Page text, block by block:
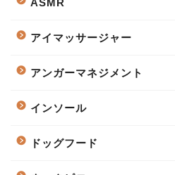
ASMR
アイマッサージャー
アンガーマネジメント
インソール
ドッグフード